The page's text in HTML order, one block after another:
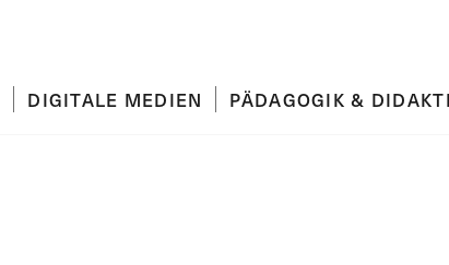
DIGITALE MEDIEN PÄDAGOGIK &